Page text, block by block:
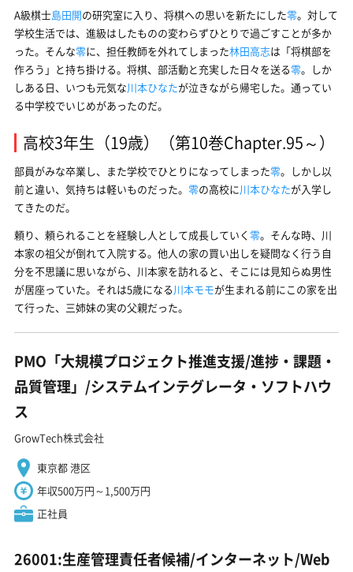
A級棋士島田開の研究室に入り、将棋への思いを新たにした零。対して
学校生活では、進級はしたものの変わらずひとりで過ごすことが多か
った。そんな零に、担任教師を外れてしまった林田高志は「将棋部を
作ろう」と持ち掛ける。将棋、部活動と充実した日々を送る零。しか
しある日、いつも元気な川本ひなたが泣きながら帰宅した。通ってい
る中学校でいじめがあったのだ。
高校3年生（19歳）（第10巻Chapter.95～）
部員がみな卒業し、また学校でひとりになってしまった零。しかし以
前と違い、気持ちは軽いものだった。 零の高校に川本ひなたが入学し
てきたのだ。
頼り、頼られることを経験し人として成長していく 零。そんな時、川
本家の祖父が倒れて入院する。他人の家の買い出しを疑問なく行う自
分を不思議に思いながら、川本家を訪れると、そこには見知らぬ男性
が居座っていた。それは5歳になる川本モモが生まれる前にこの家を出
て行った、三姉妹の実の父親だった。
PMO「大規模プロジェクト推進支援/進捗・課題・
品質管理」/システムインテグレータ・ソフトハウ
ス
GrowTech株式会社
東京都 港区
年収500万円～1,500万円
正社員
26001:生産管理責任者候補/インターネット/Web